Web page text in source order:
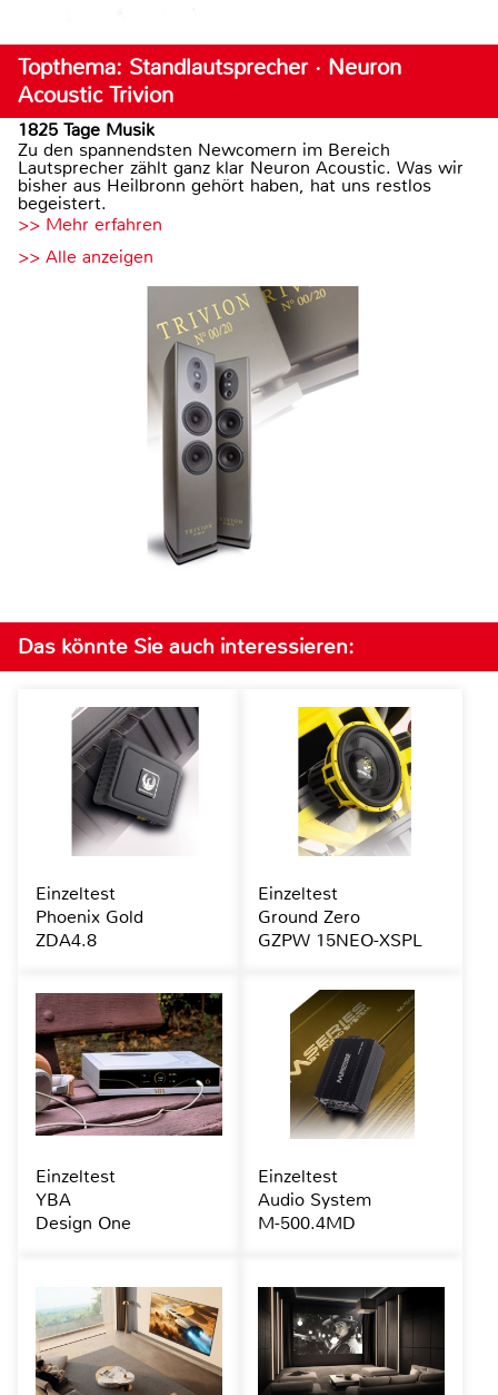
Topthema: Standlautsprecher · Neuron
Acoustic Trivion
1825 Tage Musik
Zu den spannendsten Newcomern im Bereich
Lautsprecher zählt ganz klar Neuron Acoustic. Was wir
bisher aus Heilbronn gehört haben, hat uns restlos
begeistert.
>> Mehr erfahren
>> Alle anzeigen
Das könnte Sie auch interessieren:
Einzeltest
Phoenix Gold
ZDA4.8
Einzeltest
Ground Zero
GZPW 15NEO-XSPL
Einzeltest
YBA
Design One
Einzeltest
Audio System
M-500.4MD